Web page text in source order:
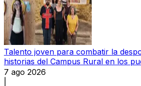
Talento joven para combatir la
historias del Campus Rural en los
7 ago 2026